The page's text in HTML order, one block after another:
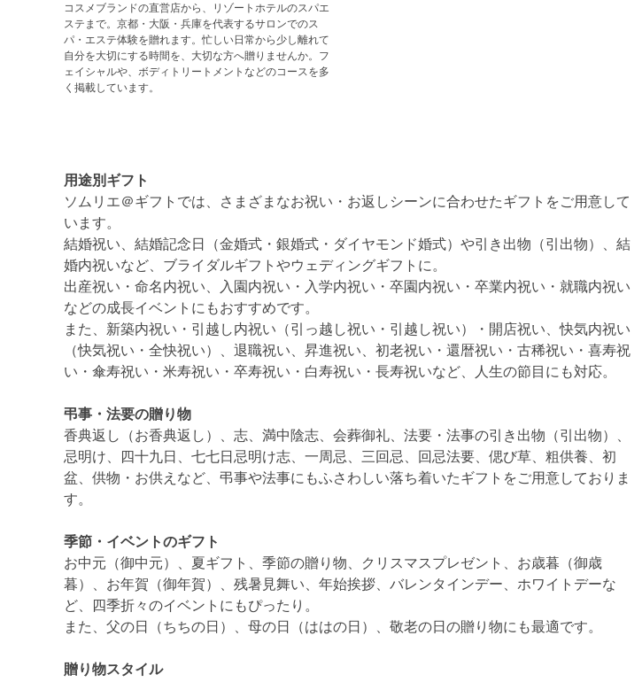
コスメブランドの直営店から、リゾートホテルのスパエ
ステまで。京都・大阪・兵庫を代表するサロンでのス
パ・エステ体験を贈れます。忙しい日常から少し離れて
自分を大切にする時間を、大切な方へ贈りませんか。フ
ェイシャルや、ボディトリートメントなどのコースを多
く掲載しています。
用途別ギフト
ソムリエ＠ギフトでは、さまざまなお祝い・お返しシーンに合わせたギフトをご用意して
います。
結婚祝い、結婚記念日（金婚式・銀婚式・ダイヤモンド婚式）や引き出物（引出物）、結
婚内祝いなど、ブライダルギフトやウェディングギフトに。
出産祝い・命名内祝い、入園内祝い・入学内祝い・卒園内祝い・卒業内祝い・就職内祝い
などの成長イベントにもおすすめです。
また、新築内祝い・引越し内祝い（引っ越し祝い・引越し祝い）・開店祝い、快気内祝い
（快気祝い・全快祝い）、退職祝い、昇進祝い、初老祝い・還暦祝い・古稀祝い・喜寿祝
い・傘寿祝い・米寿祝い・卒寿祝い・白寿祝い・長寿祝いなど、人生の節目にも対応。
弔事・法要の贈り物
香典返し（お香典返し）、志、満中陰志、会葬御礼、法要・法事の引き出物（引出物）、
忌明け、四十九日、七七日忌明け志、一周忌、三回忌、回忌法要、偲び草、粗供養、初
盆、供物・お供えなど、弔事や法事にもふさわしい落ち着いたギフトをご用意しておりま
す。
季節・イベントのギフト
お中元（御中元）、夏ギフト、季節の贈り物、クリスマスプレゼント、お歳暮（御歳
暮）、お年賀（御年賀）、残暑見舞い、年始挨拶、バレンタインデー、ホワイトデーな
ど、四季折々のイベントにもぴったり。
また、父の日（ちちの日）、母の日（ははの日）、敬老の日の贈り物にも最適です。
贈り物スタイル